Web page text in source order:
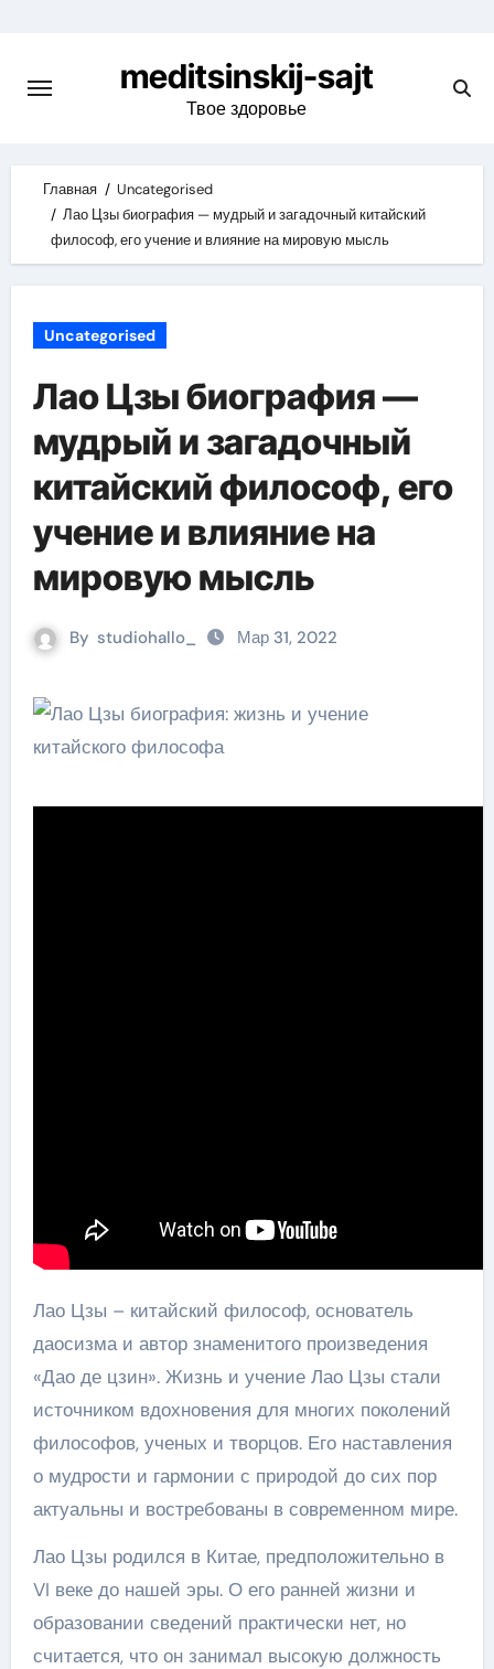
content
meditsinskij-sajt
Твое здоровье
Главная
Uncategorised
Лао Цзы биография — мудрый и загадочный китайский
философ, его учение и влияние на мировую мысль
Uncategorised
Лао Цзы биография —
мудрый и загадочный
китайский философ, его
учение и влияние на
мировую мысль
By studiohallo_ Мар 31, 2022
Лао Цзы – китайский философ, основатель
даосизма и автор знаменитого произведения
«Дао де цзин». Жизнь и учение Лао Цзы стали
источником вдохновения для многих поколений
философов, ученых и творцов. Его наставления
о мудрости и гармонии с природой до сих пор
актуальны и востребованы в современном мире.
Лао Цзы родился в Китае, предположительно в
VI веке до нашей эры. О его ранней жизни и
образовании сведений практически нет, но
считается, что он занимал высокую должность